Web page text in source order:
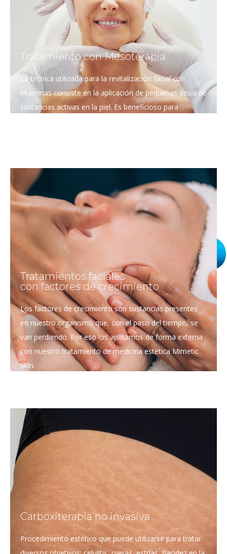
Tratamiento con Mesoterapia
La técnica utilizada para la revitalización facial con
vitaminas consiste en la aplicación de pequeñas dosis de
sustancias activas en la piel. Es beneficioso para
Tratamientos faciales
con factores de crecimiento
Los factores de crecimiento son sustancias presentes
en nuestro organismo que, con el paso del tiempo, se
van perdiendo. Por eso los aplicamos de forma externa
con nuestro tratamiento de medicina estética Mimetic
Skin.
Carboxiterapia no invasiva
Procedimiento estético que puede utilizarse para tratar